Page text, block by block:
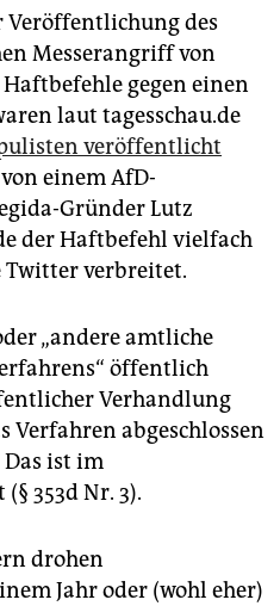
des
Messerangriff von
gegen einen
laut tagesschau.de
veröffentlicht
einem AfD-
Gründer Lutz
der Haftbefehl vielfach
Twitter verbreitet.
„andere amtliche
öffentlich
Verhandlung
Verfahren abgeschlossen
Das ist im
353d Nr. 3).
drohen
Jahr oder (wohl eher)